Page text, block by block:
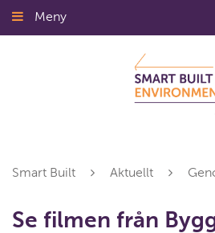
Gå
till
Meny
Smart Built Aktuellt
Se filmen från